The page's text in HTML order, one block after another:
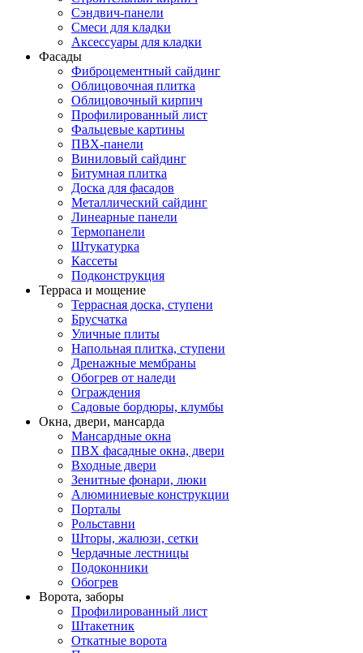
Сэндвич-панели
Смеси для кладки
Аксессуары для кладки
Фасады
Фиброцементный сайдинг
Облицовочная плитка
Облицовочный кирпич
Профилированный лист
Фальцевые картины
ПВХ-панели
Виниловый сайдинг
Битумная плитка
Доска для фасадов
Металлический сайдинг
Линеарные панели
Термопанели
Штукатурка
Кассеты
Подконструкция
Терраса и мощение
Террасная доска, ступени
Брусчатка
Уличные плиты
Напольная плитка, ступени
Дренажные мембраны
Обогрев от наледи
Ограждения
Садовые бордюры, клумбы
Окна, двери, мансарда
Мансардные окна
ПВХ фасадные окна, двери
Входные двери
Зенитные фонари, люки
Алюминиевые конструкции
Порталы
Рольставни
Шторы, жалюзи, сетки
Чердачные лестницы
Подоконники
Обогрев
Ворота, заборы
Профилированный лист
Штакетник
Откатные ворота